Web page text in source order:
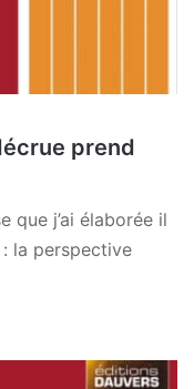
prend
que j’ai élaborée il
la perspective